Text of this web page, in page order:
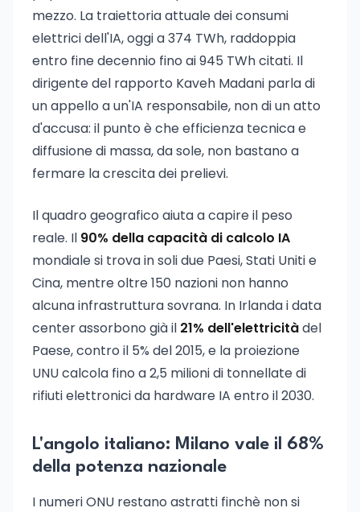
mezzo. La traiettoria attuale dei consumi
elettrici dell'IA, oggi a 374 TWh, raddoppia
entro fine decennio fino ai 945 TWh citati. Il
dirigente del rapporto Kaveh Madani parla di
un appello a un'IA responsabile, non di un atto
d'accusa: il punto è che efficienza tecnica e
diffusione di massa, da sole, non bastano a
fermare la crescita dei prelievi.
Il quadro geografico aiuta a capire il peso
reale. Il 90% della capacità di calcolo IA
mondiale si trova in soli due Paesi, Stati Uniti e
Cina, mentre oltre 150 nazioni non hanno
alcuna infrastruttura sovrana. In Irlanda i data
center assorbono già il 21% dell'elettricitàdel
Paese, contro il 5% del 2015, e la proiezione
UNU calcola fino a 2,5 milioni di tonnellate di
rifiuti elettronici da hardware IA entro il 2030.
L'angolo italiano: Milano vale il 68%
della potenza nazionale
I numeri ONU restano astratti finchè non si